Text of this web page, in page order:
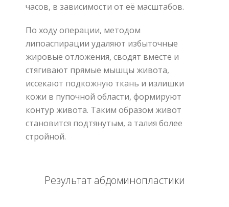
часов, в зависимости от её масштабов.
По ходу операции, методом
липоаспирации удаляют избыточные
жировые отложения, сводят вместе и
стягивают прямые мышцы живота,
иссекают подкожную ткань и излишки
кожи в пупочной области, формируют
контур живота. Таким образом живот
становится подтянутым, а талия более
стройной.
Результат абдоминопластики